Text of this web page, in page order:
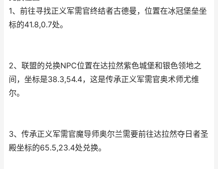
1、前往寻找正义军需官终结者古德曼，位置在冰冠堡垒坐
标的41.8,0.7处。
2、联盟的兑换NPC位置在达拉然紫色城堡和银色领地之
间，坐标是38.3,54.4，这是传承正义军需官奥术师尤维
尔。
3、传承正义军需官魔导师奥尔兰需要前往达拉然夺日者圣
殿坐标的65.5,23.4处兑换。